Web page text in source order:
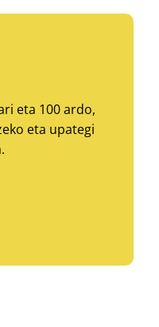
eta 100 ardo,
eta upategi